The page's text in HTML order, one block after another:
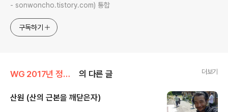
- sonwoncho.tistory.com) 통합
구독하기
WG 2017년 정유년 기록 의 다른 글 더보기
산원 (산의 근본을 깨닫은자)